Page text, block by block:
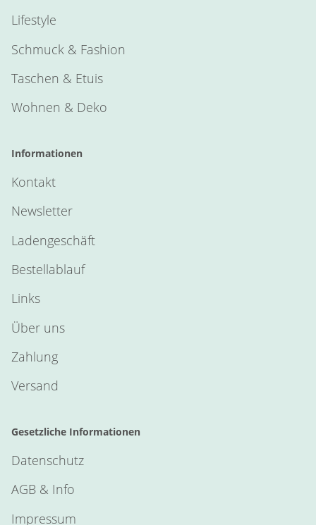
Lifestyle
Schmuck & Fashion
Taschen & Etuis
Wohnen & Deko
Informationen
Kontakt
Newsletter
Ladengeschäft
Bestellablauf
Links
Über uns
Zahlung
Versand
Gesetzliche Informationen
Datenschutz
AGB & Info
Impressum